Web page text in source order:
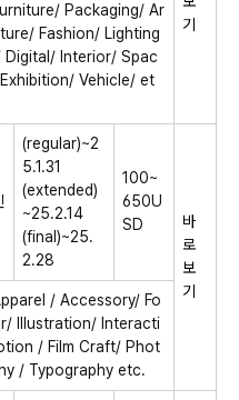
기
Packaging/ Ar
Fashion/ Lighting
Digital/ Interior/ Spac
Vehicle/ et
(regular)~2
5.1.31
(extended)
~25.2.14
(final)~25.
2.28
100~
650U
SD
바
로
보
기
/ Accessory/ Fo
Illustration/ Interacti
/ Film Craft/ Phot
/ Typography etc.